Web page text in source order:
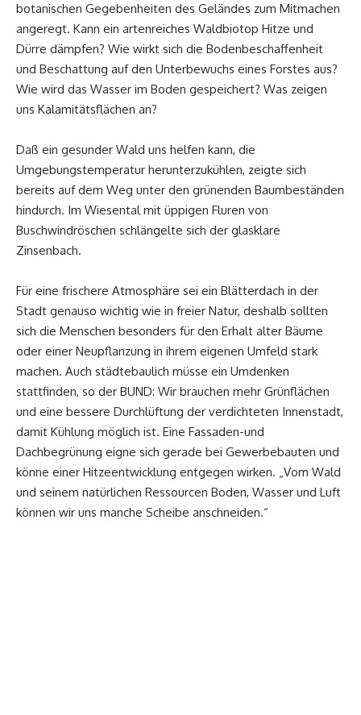
botanischen Gegebenheiten des Geländes zum Mitmachen
angeregt. Kann ein artenreiches Waldbiotop Hitze und
Dürre dämpfen? Wie wirkt sich die Bodenbeschaffenheit
und Beschattung auf den Unterbewuchs eines Forstes aus?
Wie wird das Wasser im Boden gespeichert? Was zeigen
uns Kalamitätsflächen an?
Daß ein gesunder Wald uns helfen kann, die
Umgebungstemperatur herunterzukühlen, zeigte sich
bereits auf dem Weg unter den grünenden Baumbeständen
hindurch. Im Wiesental mit üppigen Fluren von
Buschwindröschen schlängelte sich der glasklare
Zinsenbach.
Für eine frischere Atmosphäre sei ein Blätterdach in der
Stadt genauso wichtig wie in freier Natur, deshalb sollten
sich die Menschen besonders für den Erhalt alter Bäume
oder einer Neupflanzung in ihrem eigenen Umfeld stark
machen. Auch städtebaulich müsse ein Umdenken
stattfinden, so der BUND: Wir brauchen mehr Grünflächen
und eine bessere Durchlüftung der verdichteten Innenstadt,
damit Kühlung möglich ist. Eine Fassaden-und
Dachbegrünung eigne sich gerade bei Gewerbebauten und
könne einer Hitzeentwicklung entgegen wirken. „Vom Wald
und seinem natürlichen Ressourcen Boden, Wasser und Luft
können wir uns manche Scheibe anschneiden.“